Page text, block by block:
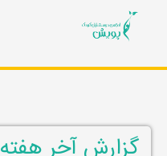
گزارش آخر هفته ۲۷ فروردین ۱۴۰۱